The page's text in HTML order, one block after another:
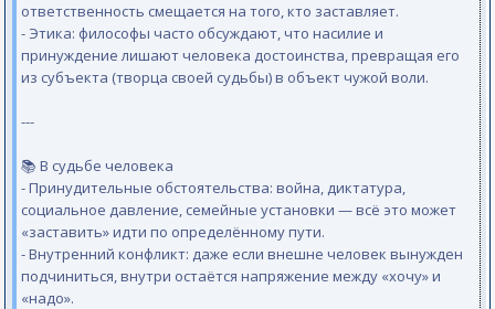
ответственность смещается на того, кто заставляет.
- Этика: философы часто обсуждают, что насилие и
принуждение лишают человека достоинства, превращая его
из субъекта (творца своей судьбы) в объект чужой воли.
---
📚 В судьбе человека
- Принудительные обстоятельства: война, диктатура,
социальное давление, семейные установки — всё это может
«заставить» идти по определённому пути.
- Внутренний конфликт: даже если внешне человек вынужден
подчиниться, внутри остаётся напряжение между «хочу» и
«надо».